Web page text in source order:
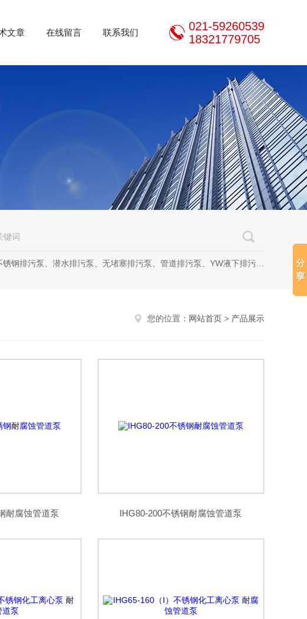
文章 在线留言 联系我们
021-59260539
18321779705
钢排污泵、潜水排污泵、无堵塞排污泵、管道排污泵、YW液下排污泵、立式无堵塞排污泵、管道离心泵、无堵塞自吸泵、不锈钢离心泵
您的位置： 网站首页 > 产品展示
耐腐蚀管道泵 IHG80-200不锈钢耐腐蚀管道泵